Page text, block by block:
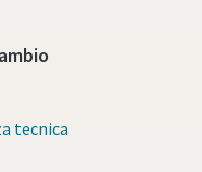
tecnica